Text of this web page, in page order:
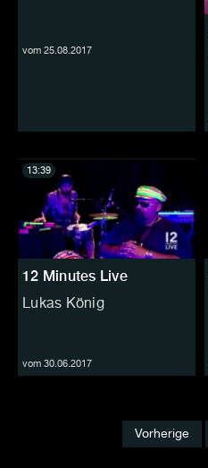
vom 25.08.2017
12 Minutes Live
Lukas König
vom 30.06.2017
13:39
Vorherige